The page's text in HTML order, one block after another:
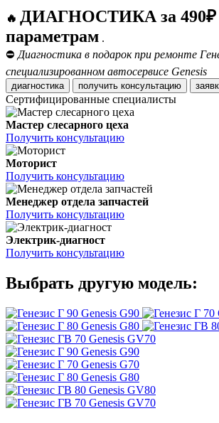
🔥 ДИАГНОСТИКА за 490₽
параметрам .
⛔ Диагностика в подарок при ремонте
специализированном автосервисе Genesis
диагностика получить консультацию
Сертифицированные специалисты
Мастер слесарного цеха
Получить консультацию
Моторист
Получить консультацию
Менеджер отдела запчастей
Получить консультацию
Электрик-диагност
Получить консультацию
Выбрать другую модель:
Genesis G90
Genesis G80
Genesis GV70
Genesis G90
Genesis G70
Genesis G80
Genesis GV80
Genesis GV70